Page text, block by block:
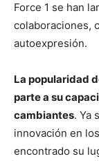
Force 1 se han
colaboraciones,
autoexpresión.
La popularidad
parte a su
cambiantes. Ya
innovación en
encontrado su